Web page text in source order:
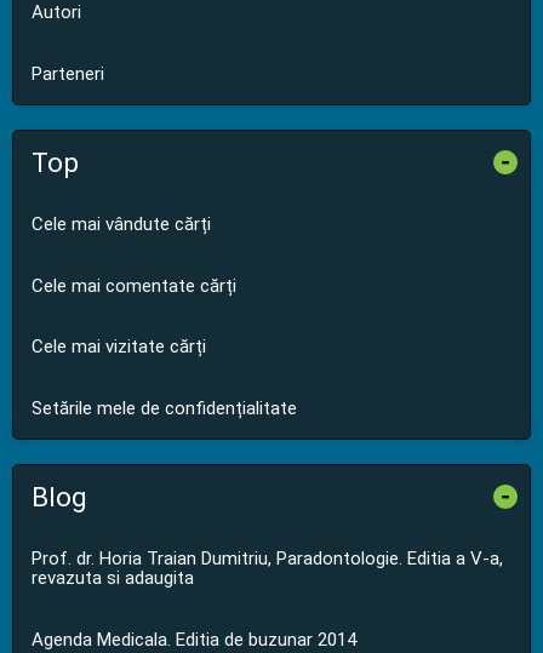
Autori
Parteneri
Top -
Cele mai vândute cărți
Cele mai comentate cărți
Cele mai vizitate cărți
Setările mele de confidențialitate
Blog -
Prof. dr. Horia Traian Dumitriu, Paradontologie. Editia a V-a,
revazuta si adaugita
Agenda Medicala. Editia de buzunar 2014